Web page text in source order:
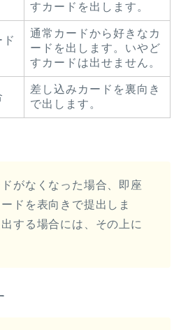
すカードを出します。
通常カードから好きなカ
ードを出します。いやど
すカードは出せません。
差し込みカードを裏向き
で出します。
がなくなった場合、即座
ドを表向きで提出しま
する場合には、その上に